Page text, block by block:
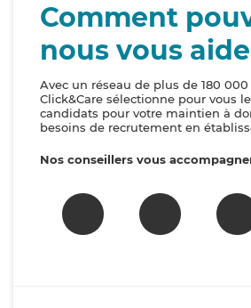
Comment
nous vous
Avec un réseau de plus de 180
Click&Care sélectionne pour vous
candidats pour votre maintien à
besoins de recrutement en
Nos conseillers vous